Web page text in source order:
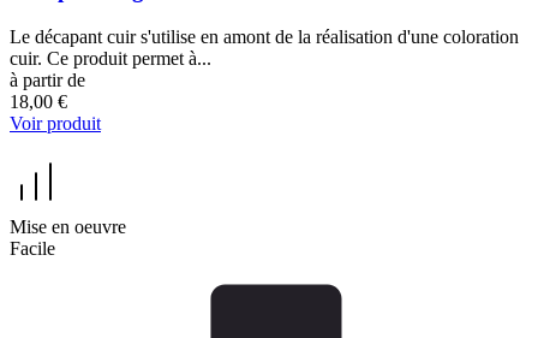
Le décapant cuir s'utilise en amont de la réalisation d'une coloration
cuir. Ce produit permet à...
à partir de
18,00 €
Voir produit
Mise en oeuvre
Facile